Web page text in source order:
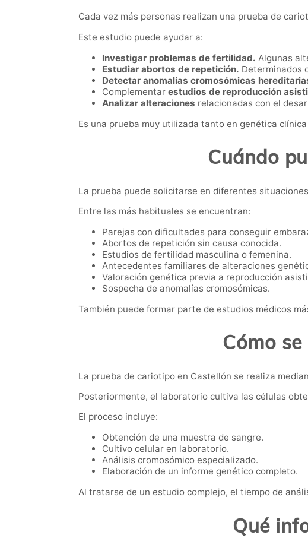
Cada vez más personas realizan una prueba de
Este estudio puede ayudar a:
Investigar problemas de fertilidad. Algunas
Estudiar abortos de repetición. Determinados
Detectar anomalías cromosómicas
Complementar estudios de reproducción
Analizar alteraciones relacionadas con el
Es una prueba muy utilizada tanto en genética
Cuándo
La prueba puede solicitarse en diferentes
Entre las más habituales se encuentran:
Parejas con dificultades para conseguir
Abortos de repetición sin causa conocida.
Estudios de fertilidad masculina o femenina.
Antecedentes familiares de alteraciones
Valoración genética previa a reproducción
Sospecha de anomalías cromosómicas.
También puede formar parte de estudios médicos
Cómo
La prueba de cariotipo en Castellón se realiza
Posteriormente, el laboratorio cultiva las células
El proceso incluye:
Obtención de una muestra de sangre.
Cultivo celular en laboratorio.
Análisis cromosómico especializado.
Elaboración de un informe genético completo.
Al tratarse de un estudio complejo, el tiempo de
Qué